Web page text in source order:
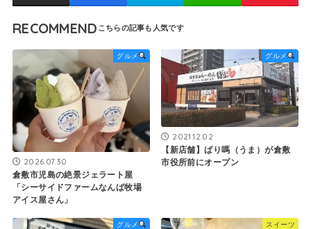
RECOMMEND
グルメ
2026.07.30
倉敷市児島の絶景ジェラート屋
「シーサイドファームなんば牧場
アイス屋さん」
グルメ
2021.12.02
【新店舗】ばり嗎（うま）が倉敷
市役所前にオープン
グルメ スイーツ